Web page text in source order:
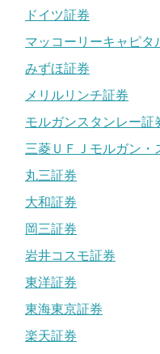
ドイツ証券
マッコーリーキャピタ
みずほ証券
メリルリンチ証券
モルガンスタンレー証
三菱ＵＦＪモルガン・
丸三証券
大和証券
岡三証券
岩井コスモ証券
東洋証券
東海東京証券
楽天証券